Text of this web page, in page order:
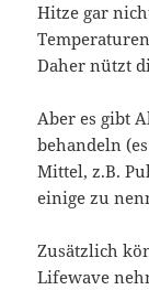
Hitze gar
Daher nützt
Aber es gibt
behandeln
Mittel, z.B.
einige zu
Zusätzlich
Lifewave